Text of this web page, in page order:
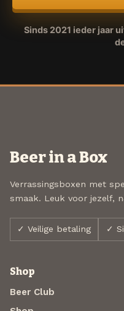
Sinds 2021 ieder jaar
Beer in a Box
Verrassingsboxen met
smaak. Leuk voor jezelf,
✓ Veilige betaling ✓
Shop
Beer Club